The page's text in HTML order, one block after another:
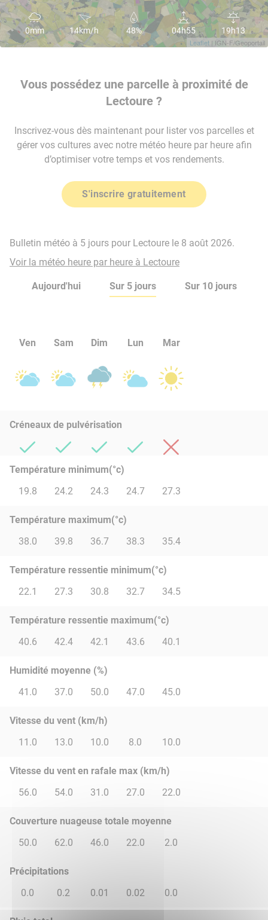
Leaflet | IGN-F/Geoportail
0mm 14km/h 48% 04h55 19h13
Vous possédez une parcelle à proximité de
Lectoure ?
Inscrivez-vous dès maintenant pour lister vos parcelles et
gérer vos cultures avec notre météo heure par heure afin
d’optimiser votre temps et vos rendements.
S'inscrire gratuitement
Bulletin météo à 5 jours pour Lectoure le 8 août 2026.
Voir la météo heure par heure à Lectoure
Aujourd'hui Sur 5 jours Sur 10 jours
Ven Sam Dim Lun Mar
Créneaux de pulvérisation
Température minimum(°c)
19.8
24.2 24.3 24.7 27.3
Température maximum(°c)
38.0
39.8 36.7 38.3 35.4
Température ressentie minimum(°c)
22.1
27.3 30.8 32.7 34.5
Température ressentie maximum(°c)
40.6
42.4 42.1 43.6 40.1
Humidité moyenne (%)
41.0
37.0 50.0 47.0 45.0
Vitesse du vent (km/h)
11.0
13.0 10.0 8.0 10.0
Vitesse du vent en rafale max (km/h)
56.0
54.0 31.0 27.0 22.0
Couverture nuageuse totale moyenne
50.0
62.0 46.0 22.0 2.0
Précipitations
0.0
0.2 0.01 0.02 0.0